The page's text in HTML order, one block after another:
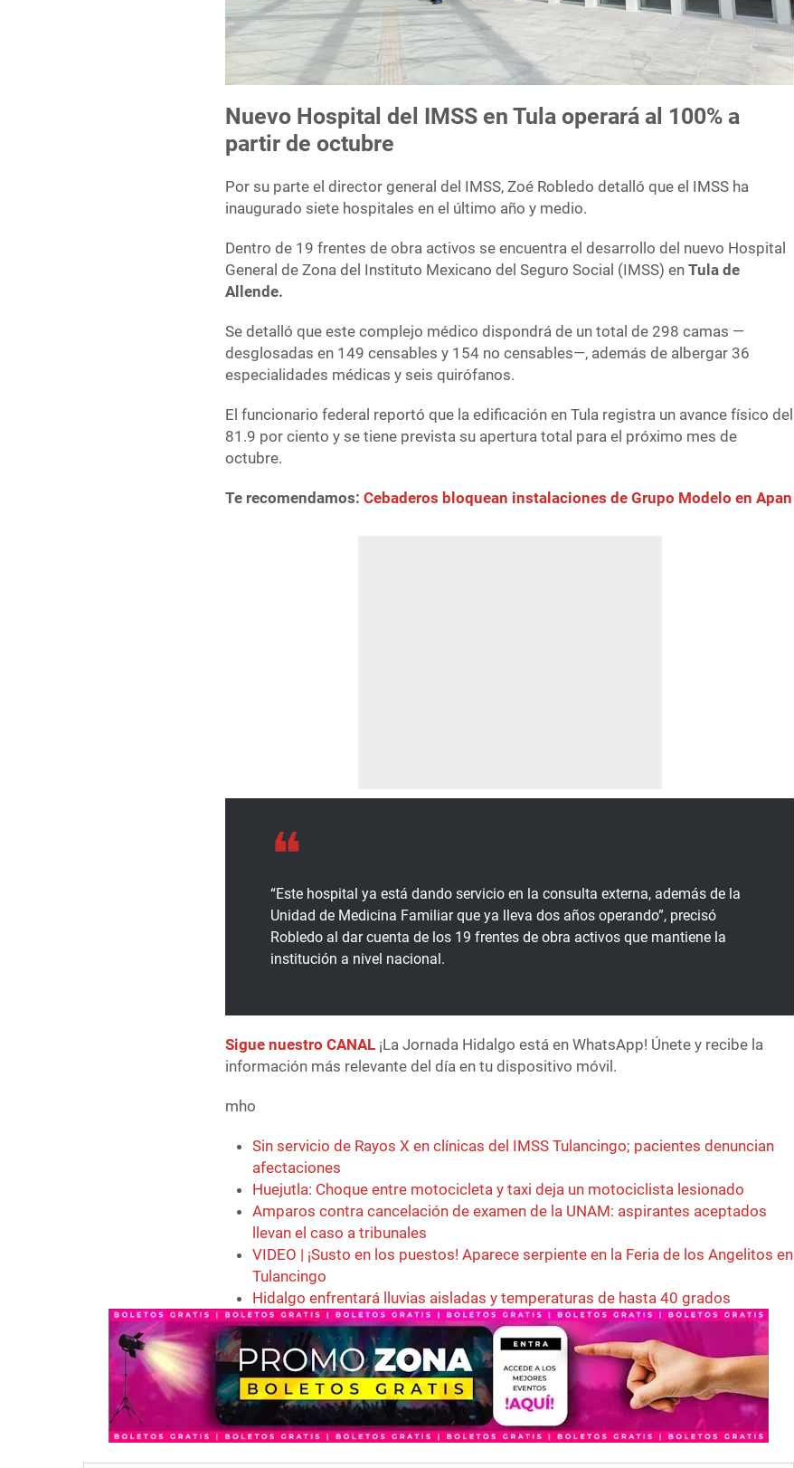
Nuevo Hospital del IMSS en Tula operará al 100% a
partir de octubre
Por su parte el director general del IMSS, Zoé Robledo detalló que el IMSS ha
inaugurado siete hospitales en el último año y medio.
Dentro de 19 frentes de obra activos se encuentra el desarrollo del nuevo Hospital
General de Zona del Instituto Mexicano del Seguro Social (IMSS) enTula de
Allende.
Se detalló que este complejo médico dispondrá de un total de 298 camas —
desglosadas en 149 censables y 154 no censables—, además de albergar 36
especialidades médicas y seis quirófanos.
El funcionario federal reportó que la edificación en Tula registra un avance físico del
81.9 por ciento y se tiene prevista su apertura total para el próximo mes de
octubre.
Te recomendamos:Cebaderos bloquean instalaciones de Grupo Modelo en Apan
“Este hospital ya está dando servicio en la consulta externa, además de la
Unidad de Medicina Familiar que ya lleva dos años operando”, precisó
Robledo al dar cuenta de los 19 frentes de obra activos que mantiene la
institución a nivel nacional.
Sigue nuestro CANAL ¡La Jornada Hidalgo está en WhatsApp! Únete y recibe la
información más relevante del día en tu dispositivo móvil.
mho
Sin servicio de Rayos X en clínicas del IMSS Tulancingo; pacientes denuncian
afectaciones
Huejutla: Choque entre motocicleta y taxi deja un motociclista lesionado
Amparos contra cancelación de examen de la UNAM: aspirantes aceptados
llevan el caso a tribunales
VIDEO | ¡Susto en los puestos! Aparece serpiente en la Feria de los Angelitos en
Tulancingo
Hidalgo enfrentará lluvias aisladas y temperaturas de hasta 40 grados